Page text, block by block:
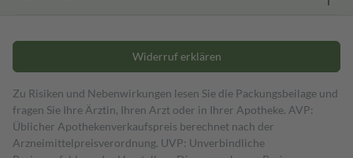
Widerruf erklären
Zu Risiken und Nebenwirkungen lesen Sie die Packungsbeilage und
fragen Sie Ihre Ärztin, Ihren Arzt oder in Ihrer Apotheke. AVP:
Üblicher Apothekenverkaufspreis berechnet nach der
Arzneimittelpreisverordnung. UVP: Unverbindliche